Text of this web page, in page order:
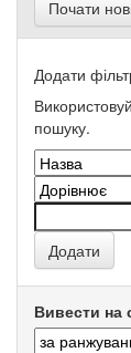
Почати
Додати
пошуку.
Вивести на